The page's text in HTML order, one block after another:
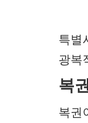
특별
광복
복
복권